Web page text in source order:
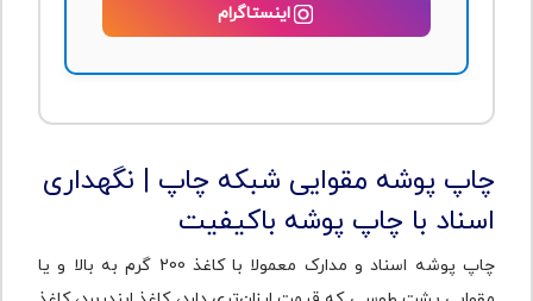
اینستاگرام
چاپ پوشه مقوایی شبکه چاپ | نگهداری
اسناد با چاپ پوشه باکیفیت
چاپ پوشه اسناد و مدارک معمولا با کاغذ 200 گرم به بالا و یا